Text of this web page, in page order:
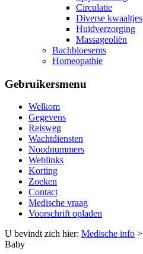
Circulatie
Diverse kwaaltjes
Huidverzorging
Massageoliën
Bachbloesems
Homeopathie
Gebruikersmenu
Welkom
Gegevens
Reisweg
Wachtdiensten
Noodnummers
Weblinks
Korting
Zoeken
Contact
Medische vraag
Voorschrift opladen
U bevindt zich hier: Medische info >
Baby